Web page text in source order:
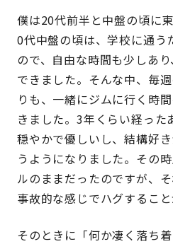
僕は20代前半と中盤の頃に
0代中盤の頃は、学校に通う
ので、自由な時間も少しあ
できました。そんな中、毎
りも、一緒にジムに行く時
きました。3年くらい経った
穏やかで優しいし、結構好
うようになりました。その
ルのままだったのですが、そ
事故的な感じでハグすること
そのときに「何か凄く落ち